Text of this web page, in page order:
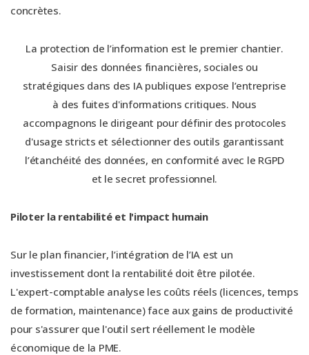
concrètes.
La protection de l’information est le premier chantier.
Saisir des données financières, sociales ou
stratégiques dans des IA publiques expose l’entreprise
à des fuites d'informations critiques. Nous
accompagnons le dirigeant pour définir des protocoles
d'usage stricts et sélectionner des outils garantissant
l’étanchéité des données, en conformité avec le RGPD
et le secret professionnel.
Piloter la rentabilité et l'impact humain
Sur le plan financier, l’intégration de l’IA est un
investissement dont la rentabilité doit être pilotée.
L'expert-comptable analyse les coûts réels (licences, temps
de formation, maintenance) face aux gains de productivité
pour s'assurer que l'outil sert réellement le modèle
économique de la PME.